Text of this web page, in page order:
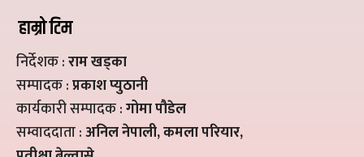
हाम्रो टिम
निर्देशक :राम खड्का
सम्पादक :प्रकाश प्युठानी
कार्यकारी सम्पादक :गोमा पौडेल
सम्वाददाता :अनिल नेपाली, कमला परियार,